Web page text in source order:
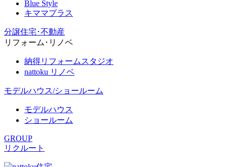
Blue Style
キママプラス
分譲住宅･不動産
リフォーム･リノベ
納得リフォームスタジオ
nattoku リノベ
モデルハウス/ショールーム
モデルハウス
ショールーム
GROUP
リクルート